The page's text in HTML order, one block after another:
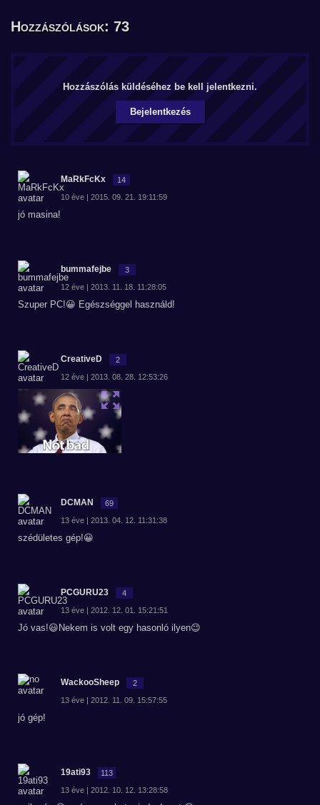
Hozzászólások: 73
Hozzászólás küldéséhez be kell jelentkezni.
Bejelentkezés
MaRkFcKx 14
10 éve | 2015. 09. 21. 19:11:59
jó masina!
bummafejbe 3
12 éve | 2013. 11. 18. 11:28:05
Szuper PC!😀 Egészséggel használd!
CreativeD 2
12 éve | 2013. 08. 28. 12:53:26
DCMAN 69
13 éve | 2013. 04. 12. 11:31:38
szédületes gép!😀
PCGURU23 4
13 éve | 2012. 12. 01. 15:21:51
Jó vas!😃Nekem is volt egy hasonló ilyen😉
WackooSheep 2
13 éve | 2012. 11. 09. 15:57:55
jó gép!
19ati93 113
13 éve | 2012. 10. 12. 13:28:58